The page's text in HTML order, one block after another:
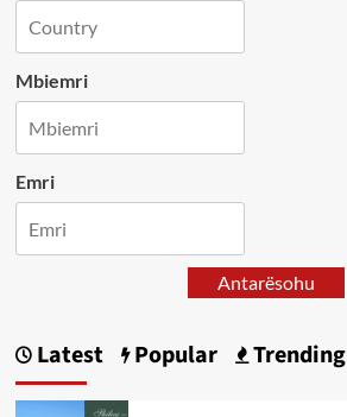
Mbiemri
Emri
Antarësohu
Latest Popular Trending